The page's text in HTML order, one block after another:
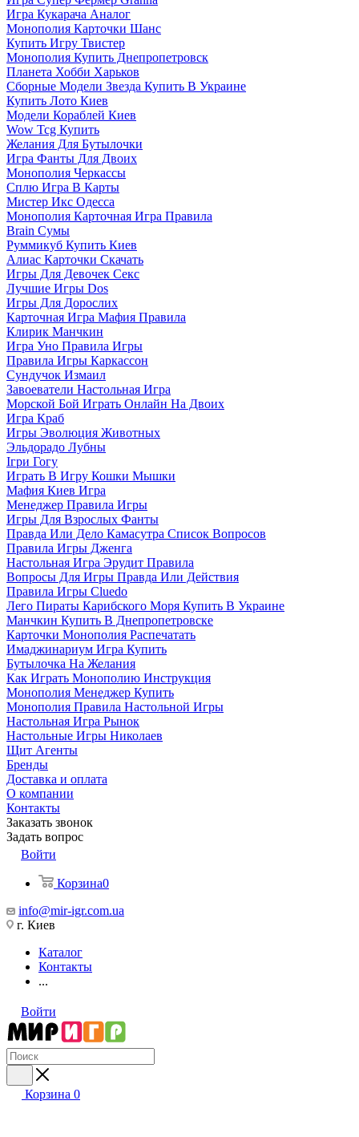
Игра Кукарача Аналог
Монополия Карточки Шанс
Купить Игру Твистер
Монополия Купить Днепропетровск
Планета Хобби Харьков
Сборные Модели Звезда Купить В Украине
Купить Лото Киев
Модели Кораблей Киев
Wow Tcg Купить
Желания Для Бутылочки
Игра Фанты Для Двоих
Монополия Черкассы
Сплю Игра В Карты
Мистер Икс Одесса
Монополия Карточная Игра Правила
Brain Сумы
Руммикуб Купить Киев
Алиас Карточки Скачать
Игры Для Девочек Секс
Лучшие Игры Dos
Игры Для Дорослих
Карточная Игра Мафия Правила
Клирик Манчкин
Игра Уно Правила Игры
Правила Игры Каркассон
Сундучок Измаил
Завоеватели Настольная Игра
Морской Бой Играть Онлайн На Двоих
Игра Краб
Игры Эволюция Животных
Эльдорадо Лубны
Ігри Гогу
Играть В Игру Кошки Мышки
Мафия Киев Игра
Менеджер Правила Игры
Игры Для Взрослых Фанты
Правда Или Дело Камасутра Список Вопросов
Правила Игры Дженга
Настольная Игра Эрудит Правила
Вопросы Для Игры Правда Или Действия
Правила Игры Cluedo
Лего Пираты Карибского Моря Купить В Украине
Манчкин Купить В Днепропетровске
Карточки Монополия Распечатать
Имаджинариум Игра Купить
Бутылочка На Желания
Как Играть Монополию Инструкция
Монополия Менеджер Купить
Монополия Правила Настольной Игры
Настольная Игра Рынок
Настольные Игры Николаев
Щит Агенты
Бренды
Доставка и оплата
О компании
Контакты
Заказать звонок
Задать вопрос
Войти
Корзина0
info@mir-igr.com.ua
г. Киев
Каталог
Контакты
...
Войти
Корзина 0